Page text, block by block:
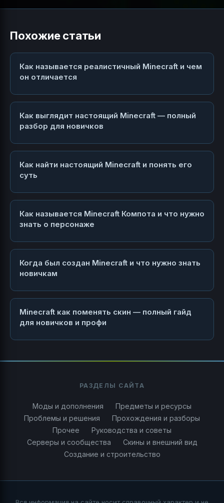
Похожие статьи
Как называется реалистичный Minecraft и чем
он отличается
Как выглядит настоящий Minecraft — полный
разбор для новичков
Как найти настоящий Minecraft и понять его
суть
Как называется Minecraft Компота и что нужно
знать о персонаже
Когда был создан Minecraft и что нужно знать
новичкам
Minecraft как поменять скин — полный гайд
для новичков и профи
РАЗДЕЛЫ САЙТА
Моды и дополнения
Предметы и ресурсы
Проблемы и решения
Прохождения и разборы
Прочее
Руководства и советы
Серверы и сообщества
Скины и внешний вид
Создание и строительство